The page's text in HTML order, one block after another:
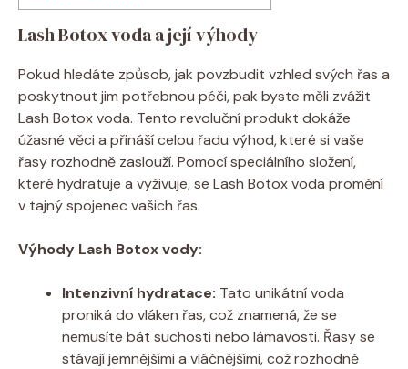
Lash Botox voda a její výhody
Pokud hledáte způsob, jak povzbudit vzhled svých řas a
poskytnout jim potřebnou péči, pak byste měli zvážit
Lash Botox voda. Tento revoluční produkt dokáže
úžasné věci a přináší celou řadu výhod, které si vaše
řasy rozhodně zaslouží. Pomocí speciálního složení,
které hydratuje a vyživuje, se Lash Botox voda promění
v tajný spojenec vašich řas.
Výhody Lash Botox vody:
Intenzivní hydratace: Tato unikátní voda
proniká do vláken řas, což znamená, že se
nemusíte bát suchosti nebo lámavosti. Řasy se
stávají jemnějšími a vláčnějšími, což rozhodně